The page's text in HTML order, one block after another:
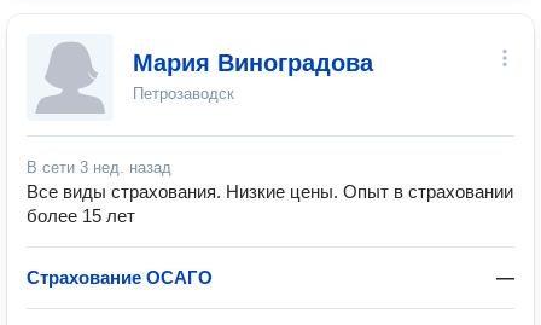
Мария Виноградова
Петрозаводск
В сети 3 нед. назад
Все виды страхования. Низкие цены. Опыт в страховании
более 15 лет
Страхование ОСАГО —